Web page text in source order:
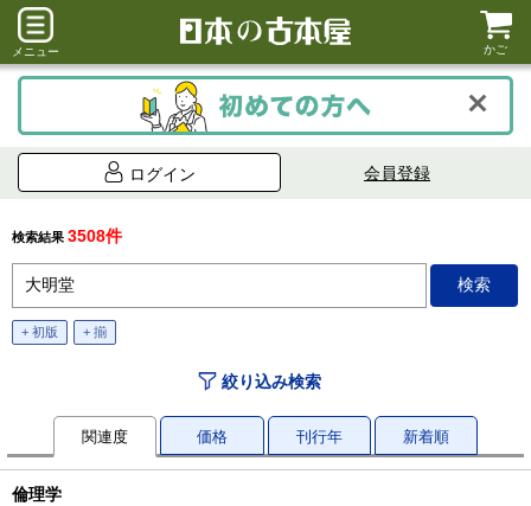
メニュー かご
ログイン 会員登録
検索結果 3508件
+ 初版 + 揃
絞り込み検索
関連度 価格 刊行年 新着順
倫理学